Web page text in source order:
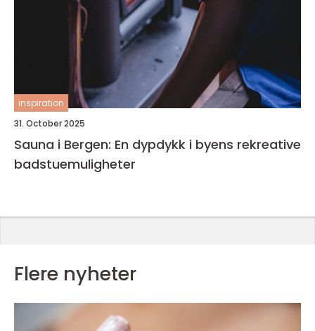
inspiration
31. October 2025
Sauna i Bergen: En dypdykk i byens rekreative
badstuemuligheter
Flere nyheter